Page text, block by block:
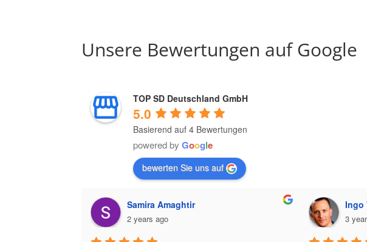
Unsere Bewertungen auf Google
TOP SD Deutschland GmbH
5.0
Basierend auf 4 Bewertungen
powered byGoogle
bewerten Sie uns auf
Samira Amaghtir
2 years ago
Ingo
3